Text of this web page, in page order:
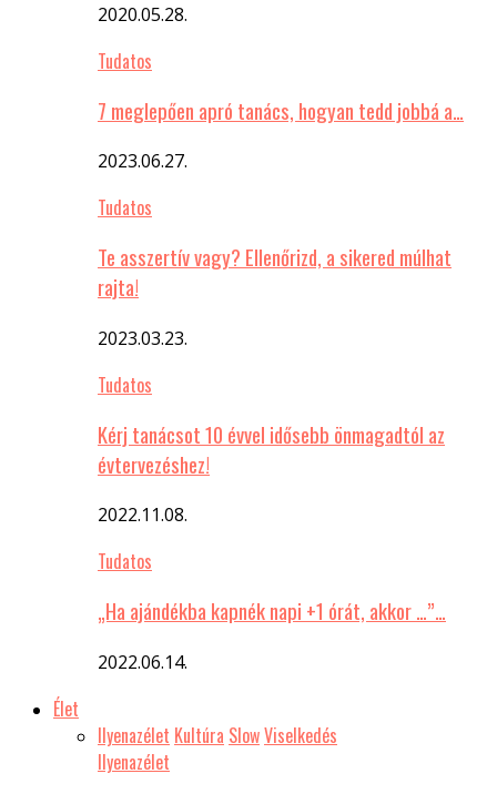
2020.05.28.
Tudatos
7 meglepően apró tanács, hogyan tedd jobbá a…
2023.06.27.
Tudatos
Te asszertív vagy? Ellenőrizd, a sikered múlhat
rajta!
2023.03.23.
Tudatos
Kérj tanácsot 10 évvel idősebb önmagadtól az
évtervezéshez!
2022.11.08.
Tudatos
„Ha ajándékba kapnék napi +1 órát, akkor …”…
2022.06.14.
Élet
Ilyenazélet Kultúra SlowViselkedés
Ilyenazélet